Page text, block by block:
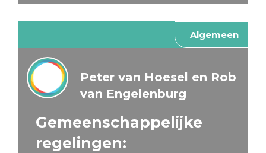
Algemeen
Peter van Hoesel en Rob
van Engelenburg
Gemeenschappelijke
regelingen: